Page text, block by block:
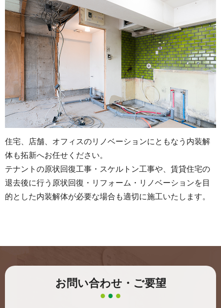
住宅、店舗、オフィスのリノベーションにともなう内装解
体も拓新へお任せください。
テナントの原状回復工事・スケルトン工事や、賃貸住宅の
退去後に行う原状回復・リフォーム・リノベーションを目
的とした内装解体が必要な場合も適切に施工いたします。
お問い合わせ・ご要望